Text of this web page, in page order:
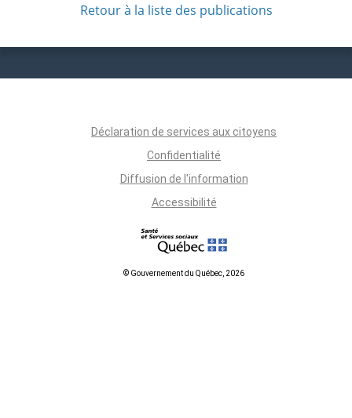
Retour à la liste des publications
Déclaration de services aux citoyens
Confidentialité
Diffusion de l'information
Accessibilité
© Gouvernement du Québec, 2026